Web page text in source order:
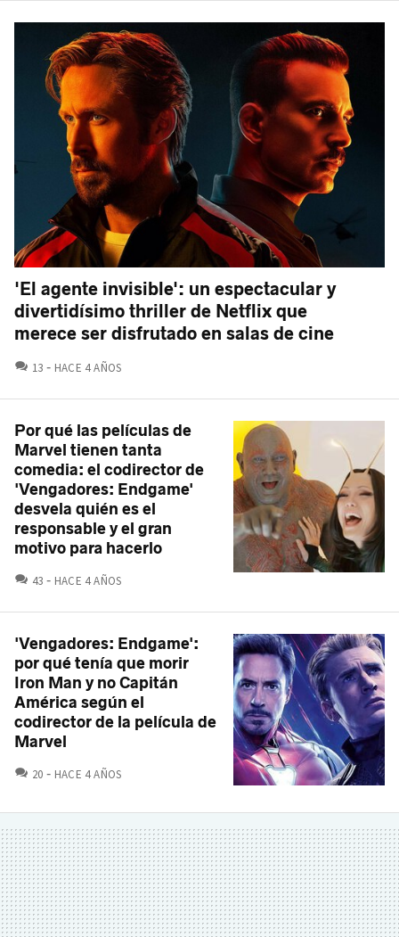
'El agente invisible': un espectacular y
divertidísimo thriller de Netflix que
merece ser disfrutado en salas de cine
13 COMENTARIOS
HACE 4 AÑOS
Por qué las películas de
Marvel tienen tanta
comedia: el codirector de
'Vengadores: Endgame'
desvela quién es el
responsable y el gran
motivo para hacerlo
43 COMENTARIOS
HACE 4 AÑOS
'Vengadores: Endgame':
por qué tenía que morir
Iron Man y no Capitán
América según el
codirector de la película de
Marvel
20 COMENTARIOS
HACE 4 AÑOS